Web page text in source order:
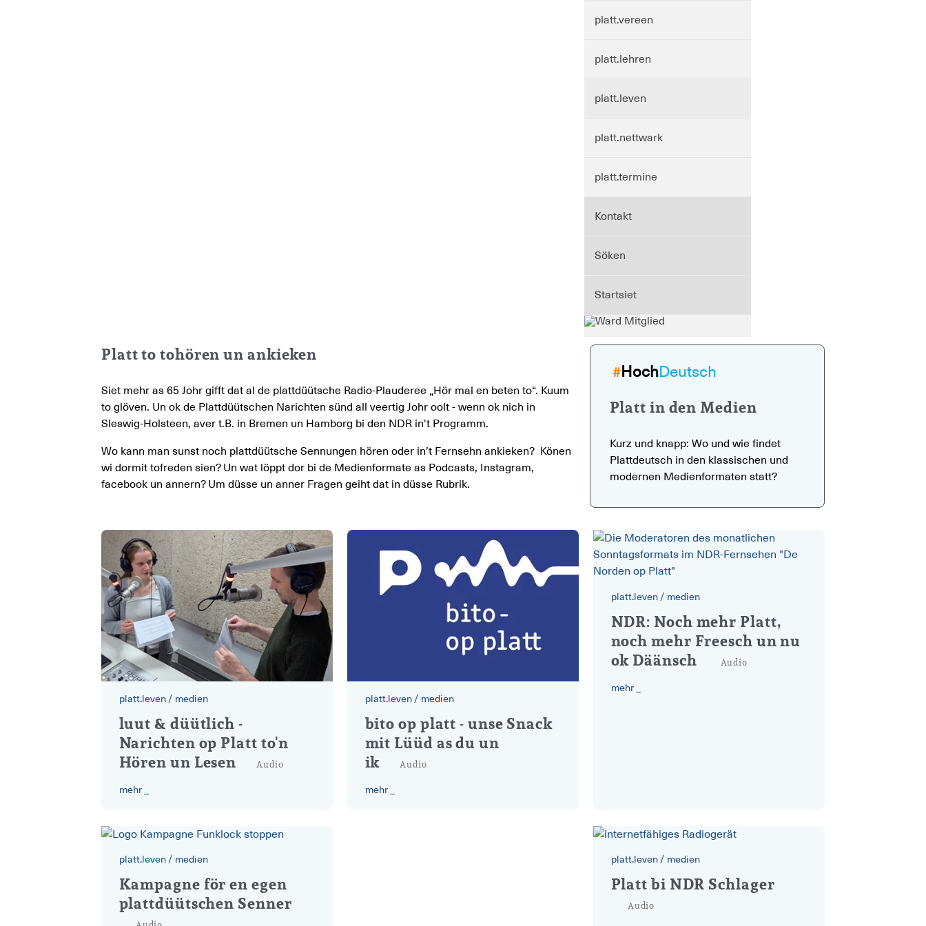
platt.vereen
platt.lehren
platt.leven
platt.nettwark
platt.termine
Kontakt
Söken
Startsiet
Platt to tohören un ankieken
Siet mehr as 65 Johr gifft dat al de plattdüütsche Radio-Plauderee „Hör mal en beten to“. Kuum
to glöven. Un ok de Plattdüütschen Narichten sünd all veertig Johr oolt - wenn ok nich in
Sleswig-Holsteen, aver t.B. in Bremen un Hamborg bi den NDR in't Programm.
Wo kann man sunst noch plattdüütsche Sennungen hören oder in’t Fernsehn ankieken? Könen
wi dormit tofreden sien? Un wat löppt dor bi de Medienformate as Podcasts, Instagram,
facebook un annern? Um düsse un anner Fragen geiht dat in düsse Rubrik.
#HochDeutsch
Platt in den Medien
Kurz und knapp: Wo und wie findet
Plattdeutsch in den klassischen und
modernen Medienformaten statt?
PLATTform geht auf Sendung
platt.leven/ medien
luut & düütlich -
Narichten op Platt to'n
Hören un Lesen Audio
mehr _
bito op platt - Podcast
platt.leven/ medien
bito op platt - unse Snack
mit Lüüd as du un
ik Audio
mehr _
Neue Sendungen auf Platt, Friesisch und
platt.leven/ medien
NDR: Noch mehr Platt,
noch mehr Freesch un nu
ok Däänsch Audio
mehr _
funklock stoppen
platt.leven/ medien
Kampagne för en egen
plattdüütschen Senner
platt bei NDR Schlager
platt.leven/ medien
Platt bi NDR Schlager
Audio